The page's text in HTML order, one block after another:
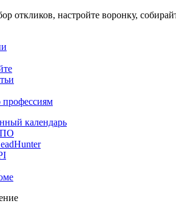
откликов, настройте воронку,
календарь
ПО